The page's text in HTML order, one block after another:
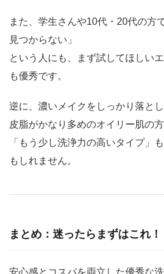
また、学生さんや10代・20代の方
見つからない」
という人にも、まず試してほしい
も優秀です。
逆に、濃いメイクをしっかり落とし
皮脂がかなり多めのオイリー肌の
「もう少し洗浄力の高いタイプ」
もしれません。
まとめ：迷ったらまずはこれ！
安心感とコスパを両立した優秀な